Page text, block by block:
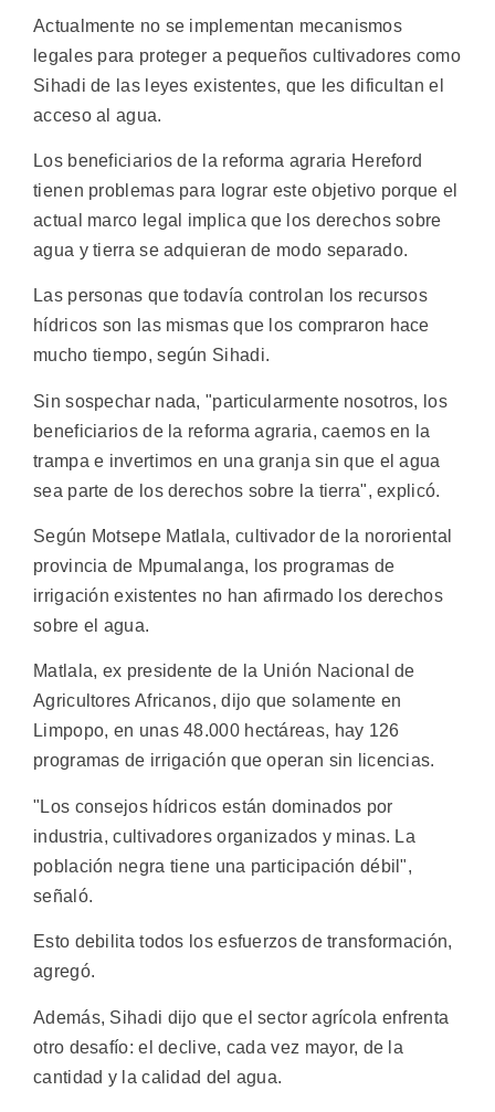
Actualmente no se implementan mecanismos
legales para proteger a pequeños cultivadores como
Sihadi de las leyes existentes, que les dificultan el
acceso al agua.
Los beneficiarios de la reforma agraria Hereford
tienen problemas para lograr este objetivo porque el
actual marco legal implica que los derechos sobre
agua y tierra se adquieran de modo separado.
Las personas que todavía controlan los recursos
hídricos son las mismas que los compraron hace
mucho tiempo, según Sihadi.
Sin sospechar nada, "particularmente nosotros, los
beneficiarios de la reforma agraria, caemos en la
trampa e invertimos en una granja sin que el agua
sea parte de los derechos sobre la tierra", explicó.
Según Motsepe Matlala, cultivador de la nororiental
provincia de Mpumalanga, los programas de
irrigación existentes no han afirmado los derechos
sobre el agua.
Matlala, ex presidente de la Unión Nacional de
Agricultores Africanos, dijo que solamente en
Limpopo, en unas 48.000 hectáreas, hay 126
programas de irrigación que operan sin licencias.
"Los consejos hídricos están dominados por
industria, cultivadores organizados y minas. La
población negra tiene una participación débil",
señaló.
Esto debilita todos los esfuerzos de transformación,
agregó.
Además, Sihadi dijo que el sector agrícola enfrenta
otro desafío: el declive, cada vez mayor, de la
cantidad y la calidad del agua.